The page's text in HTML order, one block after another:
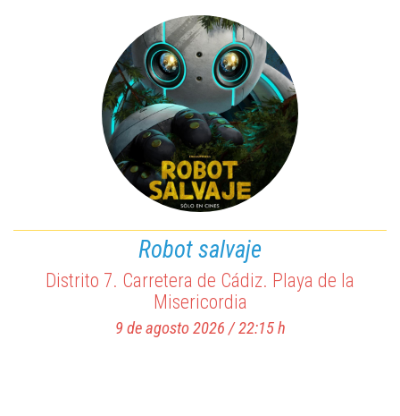
Robot salvaje
Distrito 7. Carretera de Cádiz. Playa de la
Misericordia
9 de agosto 2026 / 22:15 h